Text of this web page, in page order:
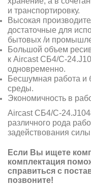
и транспортировку.
Высокая
достаточные для
бытовых /и
Большой объем
к Aircast СБ4/С-
одновременно.
Бесшумная работа и
среды.
Экономичность в
Aircast СБ4/С-
различного рода
задействования
Если Вы ищете
комплектация
справиться с
позвоните!